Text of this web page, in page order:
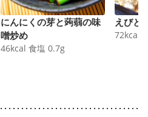
にんにくの芽と蒟蒻の味
噌炒め
46kcal 食塩 0.7g
えびと
72kcal